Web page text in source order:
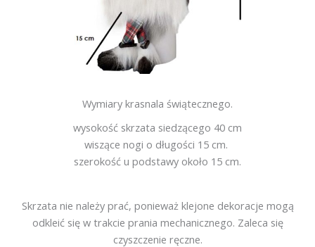
Wymiary krasnala świątecznego.
wysokość skrzata siedzącego 40 cm
wiszące nogi o długości 15 cm.
szerokość u podstawy około 15 cm.
Skrzata nie należy prać, ponieważ klejone dekoracje mogą
odkleić się w trakcie prania mechanicznego. Zaleca się
czyszczenie ręczne.